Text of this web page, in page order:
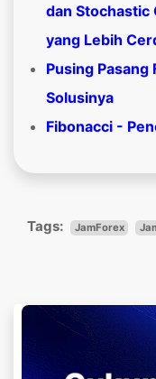
dan Stochastic
yang Lebih
Pusing Pasang
Solusinya
Fibonacci -
Tags: JamForex